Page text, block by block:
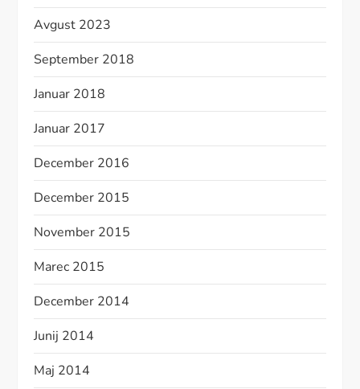
Avgust 2023
September 2018
Januar 2018
Januar 2017
December 2016
December 2015
November 2015
Marec 2015
December 2014
Junij 2014
Maj 2014